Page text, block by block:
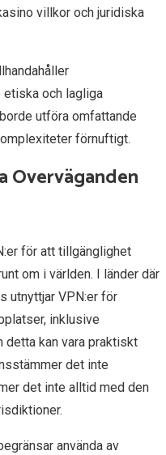
villkor och juridiska
etiska och lagliga
utföra omfattande
förnuftigt.
Overväganden
för att tillgänglighet
om i världen. I länder där
utnyttjar VPN:er för
inklusive
detta kan vara praktiskt
det inte
det inte alltid med den
använda av